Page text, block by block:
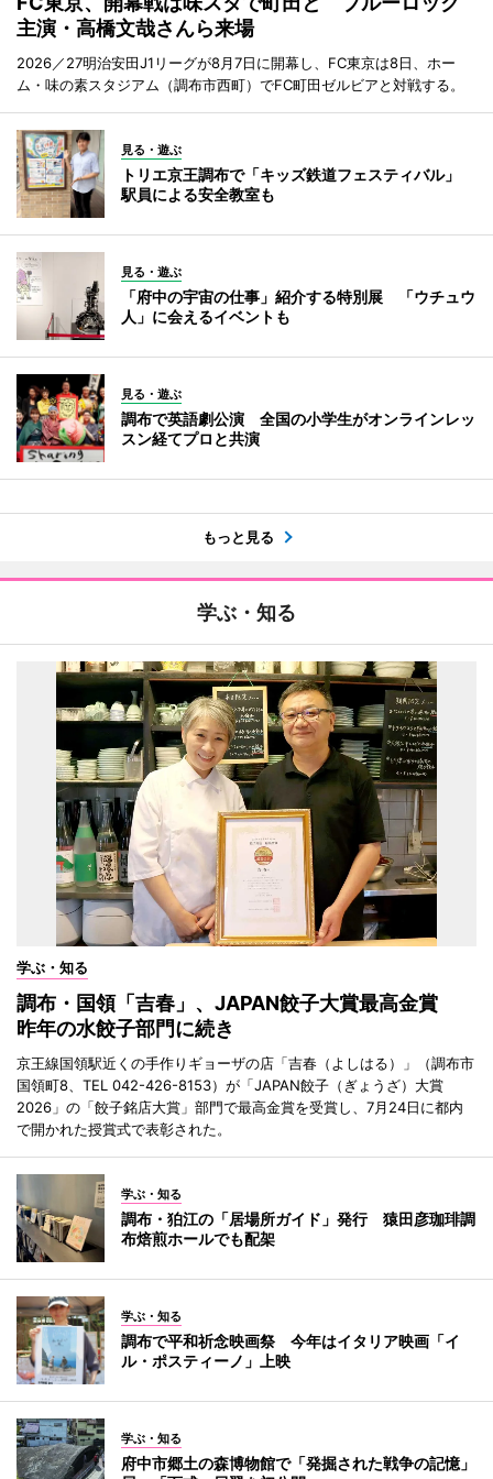
主演・高橋文哉さんら来場
2026／27明治安田J1リーグが8月7日に開幕し、FC東京は8日、ホー
ム・味の素スタジアム（調布市西町）でFC町田ゼルビアと対戦する。
見る・遊ぶ
トリエ京王調布で「キッズ鉄道フェスティバル」
駅員による安全教室も
見る・遊ぶ
「府中の宇宙の仕事」紹介する特別展 「ウチュウ
人」に会えるイベントも
見る・遊ぶ
調布で英語劇公演 全国の小学生がオンラインレッ
スン経てプロと共演
もっと見る
学ぶ・知る
学ぶ・知る
調布・国領「吉春」、JAPAN餃子大賞最高金賞
昨年の水餃子部門に続き
京王線国領駅近くの手作りギョーザの店「吉春（よしはる）」（調布市
国領町8、TEL 042-426-8153）が「JAPAN餃子（ぎょうざ）大賞
2026」の「餃子銘店大賞」部門で最高金賞を受賞し、7月24日に都内
で開かれた授賞式で表彰された。
学ぶ・知る
調布・狛江の「居場所ガイド」発行 猿田彦珈琲調
布焙煎ホールでも配架
学ぶ・知る
調布で平和祈念映画祭 今年はイタリア映画「イ
ル・ポスティーノ」上映
学ぶ・知る
府中市郷土の森博物館で「発掘された戦争の記憶」